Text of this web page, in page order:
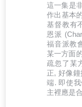
這一集是
作出基本
基督教有
恩派
福音派教
某一方面
疏忽了某
正, 好像
端. 即使
主裡應是